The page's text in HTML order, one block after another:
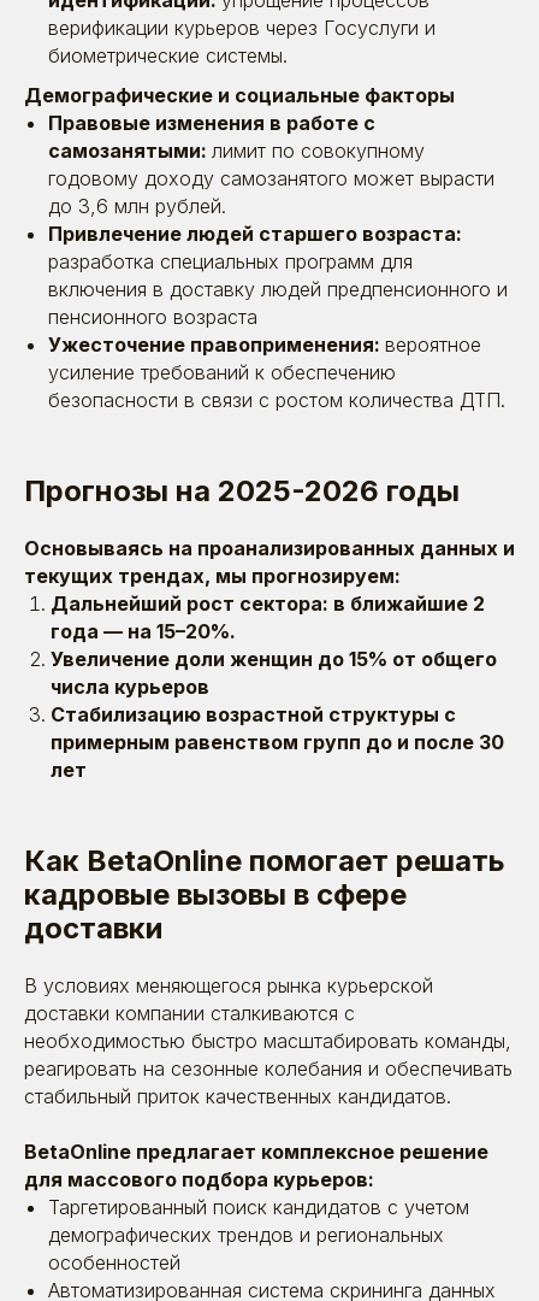
верификации курьеров через Госуслуги и
биометрические системы.
Демографические и социальные факторы
Правовые изменения в работе с
самозанятыми: лимит по совокупному
годовому доходу самозанятого может вырасти
до 3,6 млн рублей.
Привлечение людей старшего возраста:
разработка специальных программ для
включения в доставку людей предпенсионного и
пенсионного возраста
Ужесточение правоприменения: вероятное
усиление требований к обеспечению
безопасности в связи с ростом количества ДТП.
Прогнозы на 2025-2026 годы
Основываясь на проанализированных данных и
текущих трендах, мы прогнозируем:
Дальнейший рост сектора: в ближайшие 2
года — на 15–20%.
Увеличение доли женщин до 15% от общего
числа курьеров
Стабилизацию возрастной структуры с
примерным равенством групп до и после 30
лет
Как BetaOnline помогает решать
кадровые вызовы в сфере
доставки
В условиях меняющегося рынка курьерской
доставки компании сталкиваются с
необходимостью быстро масштабировать команды,
реагировать на сезонные колебания и обеспечивать
стабильный приток качественных кандидатов.
BetaOnline предлагает комплексное решение
для массового подбора курьеров:
Таргетированный поиск кандидатов с учетом
демографических трендов и региональных
особенностей
Автоматизированная система скрининга данных
Кадровый голод: кризис рынков и/или
ошибки HR?
Время прочтения: ~ 2 минуты Статьи
Рейтинги
и сертификаты
У нас молодой рынок — и отдельных рейтингов
для HR-маркетинга пока просто нет. Приходится
выходить в общий топ digital-агентств
Оставьте заявку. Позвоним, расскажем
о себе, выслушаем вас — и постараемся
быть полезными